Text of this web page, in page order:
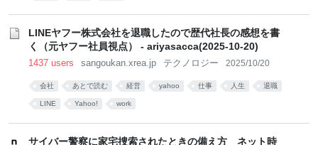
LINEヤフー株式会社を退職したので歴代社長の感想を書
く（元ヤフー社員視点） - ariyasacca(2025-10-20)
1437 users sangoukan.xrea.jp テクノロジー 2025/10/20
会社 あとで読む 経営 yahoo 仕事 人生 退職
LINE Yahoo! work
サイバー警察に家宅捜索されたときの備え方 ネット時